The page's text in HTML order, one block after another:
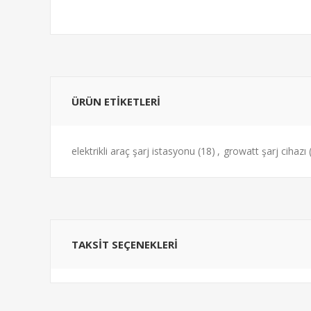
ÜRÜN ETIKETLERI
elektrikli araç şarj istasyonu (18) , growatt şarj cihazı
TAKSIT SEÇENEKLERI